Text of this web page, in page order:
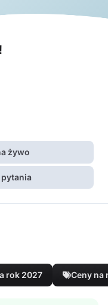
żywo
pytania
rok 2027 Ceny na